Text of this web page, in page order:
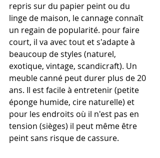
repris sur du papier peint ou du
linge de maison, le cannage connaît
un regain de popularité. pour faire
court, il va avec tout et s'adapte à
beaucoup de styles (naturel,
exotique, vintage, scandicraft). Un
meuble canné peut durer plus de 20
ans. Il est facile à entretenir (petite
éponge humide, cire naturelle) et
pour les endroits où il n'est pas en
tension (sièges) il peut même être
peint sans risque de cassure.